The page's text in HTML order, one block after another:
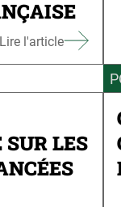
Lire l'article
LES